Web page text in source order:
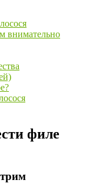
внимательно
филе